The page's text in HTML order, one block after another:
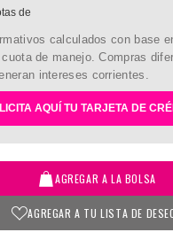
de
calculados con base
de manejo. Compras
intereses corrientes.
AQUÍ TU TARJETA DE
AGREGAR A LA BOLSA
AGREGAR A TU LISTA DE